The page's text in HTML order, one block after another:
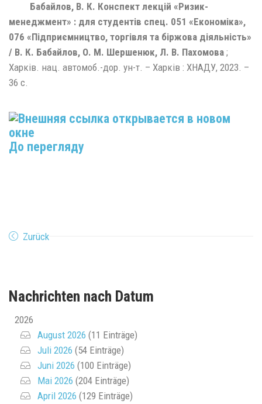
Бабайлов, В. К. Конспект лекцій «Ризик-
менеджмент» : для студентів спец. 051 «Економіка»,
076 «Підприємництво, торгівля та біржова діяльність»
/ В. К. Бабайлов, О. М. Шершенюк, Л. В. Пахомова ;
Харків. нац. автомоб.-дор. ун-т. – Харків : ХНАДУ, 2023. –
36 с.
До перегляду
Zurück
Nachrichten nach Datum
2026
August 2026 (11 Einträge)
Juli 2026 (54 Einträge)
Juni 2026 (100 Einträge)
Mai 2026 (204 Einträge)
April 2026 (129 Einträge)